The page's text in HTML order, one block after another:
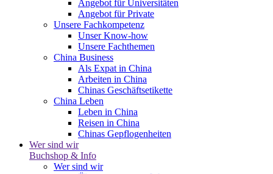
Angebot für Universitäten
Angebot für Private
Unsere Fachkompetenz
Unser Know-how
Unsere Fachthemen
China Business
Als Expat in China
Arbeiten in China
Chinas Geschäftsetikette
China Leben
Leben in China
Reisen in China
Chinas Gepflogenheiten
Wer sind wir
Buchshop & Info
Wer sind wir